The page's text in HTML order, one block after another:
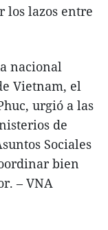
los lazos entre
nacional
Vietnam, el
urgió a las
de
Sociales
bien
– VNA